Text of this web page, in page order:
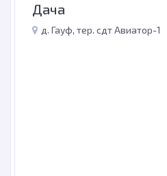
Дача
д. Гауф, тер. сдт Авиатор-1